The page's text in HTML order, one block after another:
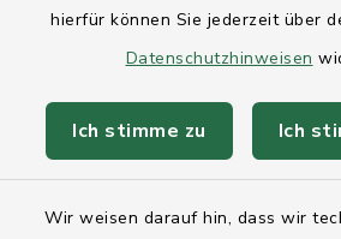
hierfür können Sie jederzeit über
Datenschutzhinweisen
Ich stimme zu Ich
Wir weisen darauf hin, dass wir
AktivRegion Mittelholstein